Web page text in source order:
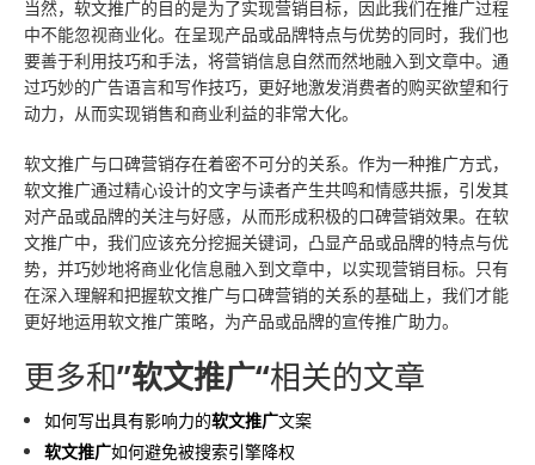
当然，软文推广的目的是为了实现营销目标，因此我们在推广过程
中不能忽视商业化。在呈现产品或品牌特点与优势的同时，我们也
要善于利用技巧和手法，将营销信息自然而然地融入到文章中。通
过巧妙的广告语言和写作技巧，更好地激发消费者的购买欲望和行
动力，从而实现销售和商业利益的非常大化。
软文推广与口碑营销存在着密不可分的关系。作为一种推广方式，
软文推广通过精心设计的文字与读者产生共鸣和情感共振，引发其
对产品或品牌的关注与好感，从而形成积极的口碑营销效果。在软
文推广中，我们应该充分挖掘关键词，凸显产品或品牌的特点与优
势，并巧妙地将商业化信息融入到文章中，以实现营销目标。只有
在深入理解和把握软文推广与口碑营销的关系的基础上，我们才能
更好地运用软文推广策略，为产品或品牌的宣传推广助力。
更多和”软文推广“相关的文章
如何写出具有影响力的软文推广文案
软文推广如何避免被搜索引擎降权